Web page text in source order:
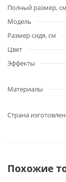
Полный размер, см
Модель
Размер сидя, см
Цвет
Эффекты
Материалы
Страна
Похожие